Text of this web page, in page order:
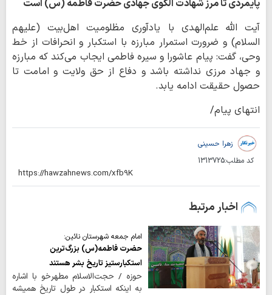
پایمردی تا مرز شهادت الگوی جهادی حضرت فاطمه (س) است
آیت الله علم‌الهدی با یادآوری مظلومیت اهل‌بیت (علیهم
السلام) و ضرورت استمرار مبارزه با استکبار و انحرافات از خط
وحی، گفت: پیام عاشورا و سیره فاطمی ایجاب می‌کند که مبارزه
و جهاد مرزی نداشته باشد و دفاع از حق ولایت و امامت تا
حصول حقیقت ادامه یابد.
انتهای پیام/
زهرا حسینی
کد مطلب:1313725
اخبار مرتبط
امام جمعه شهرستان نائین:
حضرت فاطمه(س) بزرگ‌ترین
استکبارستیز تاریخ بشر هستند
حوزه / حجت‌الاسلام مطهرخو با اشاره
به اینکه استکبار در طول تاریخ همیشه